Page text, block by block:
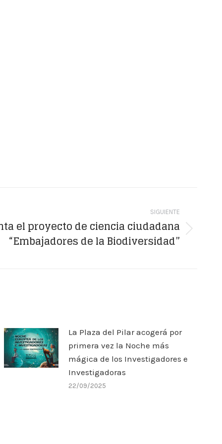
SIGUIENTE
el proyecto de ciencia ciudadana
“Embajadores de la Biodiversidad”
La Plaza del Pilar acogerá por
primera vez la Noche más
mágica de los Investigadores e
Investigadoras
22/09/2025